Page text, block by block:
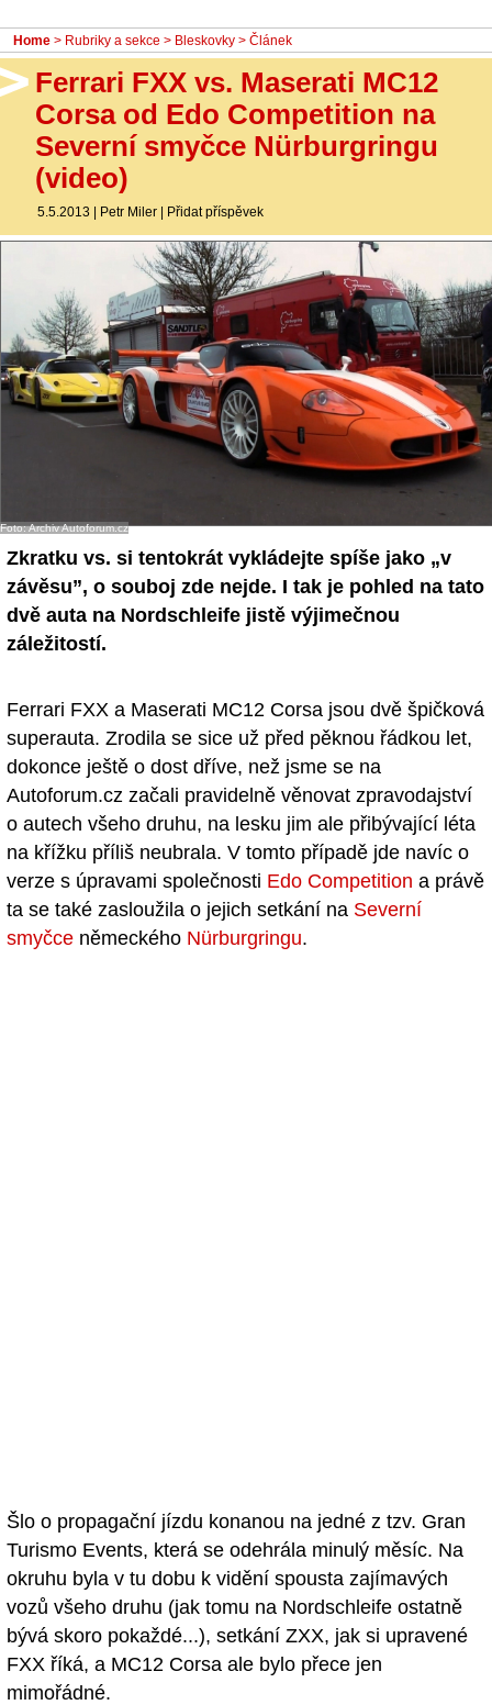
Home > Rubriky a sekce > Bleskovky > Článek
Ferrari FXX vs. Maserati MC12
Corsa od Edo Competition na
Severní smyčce Nürburgringu
(video)
5.5.2013 | Petr Miler | Přidat příspěvek
Foto: Archiv Autoforum.cz
Zkratku vs. si tentokrát vykládejte spíše jako „v
závěsu”, o souboj zde nejde. I tak je pohled na tato
dvě auta na Nordschleife jistě výjimečnou
záležitostí.
Ferrari FXX a Maserati MC12 Corsa jsou dvě špičková
superauta. Zrodila se sice už před pěknou řádkou let,
dokonce ještě o dost dříve, než jsme se na
Autoforum.cz začali pravidelně věnovat zpravodajství
o autech všeho druhu, na lesku jim ale přibývající léta
na křížku příliš neubrala. V tomto případě jde navíc o
verze s úpravami společnosti Edo Competition a právě
ta se také zasloužila o jejich setkání na Severní
smyčce německého Nürburgringu.
Šlo o propagační jízdu konanou na jedné z tzv. Gran
Turismo Events, která se odehrála minulý měsíc. Na
okruhu byla v tu dobu k vidění spousta zajímavých
vozů všeho druhu (jak tomu na Nordschleife ostatně
bývá skoro pokaždé...), setkání ZXX, jak si upravené
FXX říká, a MC12 Corsa ale bylo přece jen
mimořádné.